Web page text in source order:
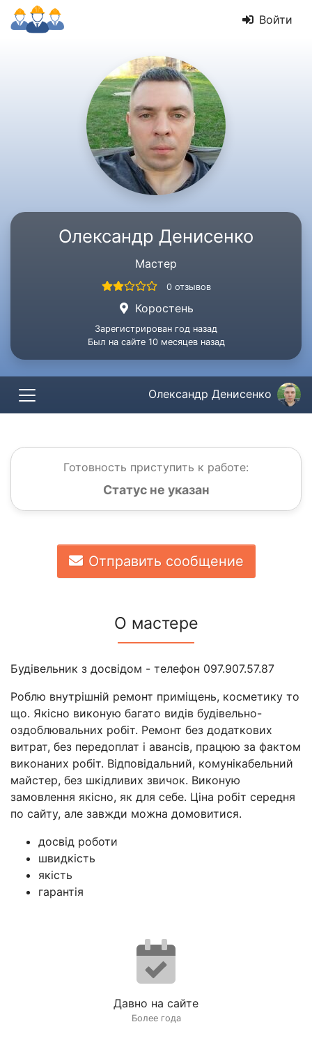
Войти
Олександр Денисенко
Мастер
0 отзывов
Коростень
Зарегистрирован год назад
Был на сайте 10 месяцев назад
Олександр Денисенко
Готовность приступить к работе:
Статус не указан
Отправить сообщение
О мастере
Будівельник з досвідом - телефон 097.907.57.87
Роблю внутрішній ремонт приміщень, косметику то
що. Якісно виконую багато видів будівельно-
оздоблювальних робіт. Ремонт без додаткових
витрат, без передоплат і авансів, працюю за фактом
виконаних робіт. Відповідальний, комунікабельний
майстер, без шкідливих звичок. Виконую
замовлення якісно, як для себе. Ціна робіт середня
по сайту, але завжди можна домовитися.
досвід роботи
швидкість
якість
гарантія
Давно на сайте
Более года